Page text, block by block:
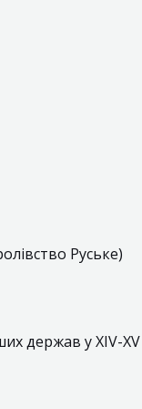
Руське)
дeржав у XIV-XV